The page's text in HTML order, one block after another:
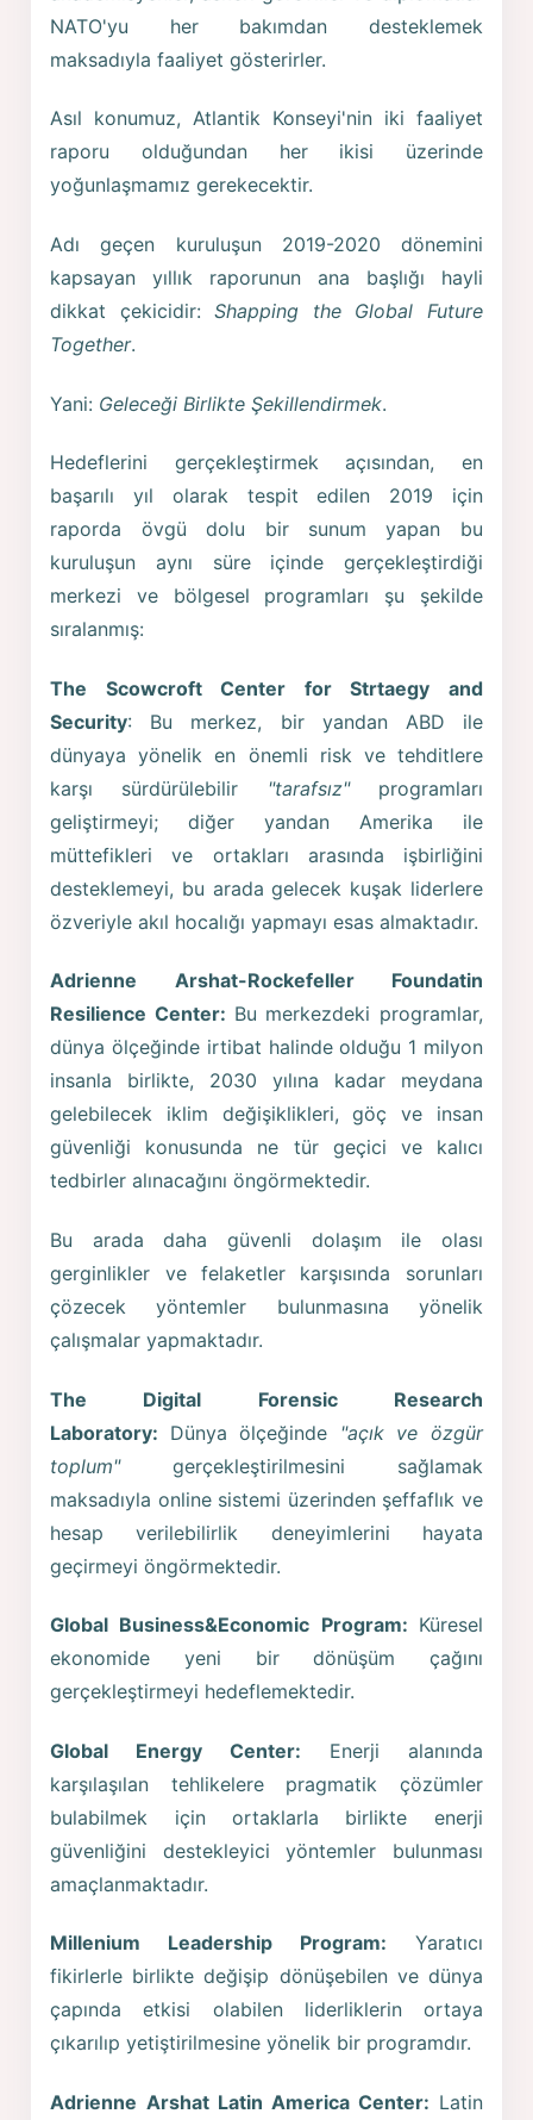
NATO'yu her bakımdan desteklemek
maksadıyla faaliyet gösterirler.
Asıl konumuz, Atlantik Konseyi'nin iki faaliyet
raporu olduğundan her ikisi üzerinde
yoğunlaşmamız gerekecektir.
Adı geçen kuruluşun 2019-2020 dönemini
kapsayan yıllık raporunun ana başlığı hayli
dikkat çekicidir:Shapping the Global Future
Together.
Yani: Geleceği Birlikte Şekillendirmek.
Hedeflerini gerçekleştirmek açısından, en
başarılı yıl olarak tespit edilen 2019 için
raporda övgü dolu bir sunum yapan bu
kuruluşun aynı süre içinde gerçekleştirdiği
merkezi ve bölgesel programları şu şekilde
sıralanmış:
The Scowcroft Center for Strtaegy and
Security: Bu merkez, bir yandan ABD ile
dünyaya yönelik en önemli risk ve tehditlere
karşı sürdürülebilir "tarafsız"programları
geliştirmeyi; diğer yandan Amerika ile
müttefikleri ve ortakları arasında işbirliğini
desteklemeyi, bu arada gelecek kuşak liderlere
özveriyle akıl hocalığı yapmayı esas almaktadır.
Adrienne Arshat-Rockefeller Foundatin
Resilience Center: Bu merkezdeki programlar,
dünya ölçeğinde irtibat halinde olduğu 1 milyon
insanla birlikte, 2030 yılına kadar meydana
gelebilecek iklim değişiklikleri, göç ve insan
güvenliği konusunda ne tür geçici ve kalıcı
tedbirler alınacağını öngörmektedir.
Bu arada daha güvenli dolaşım ile olası
gerginlikler ve felaketler karşısında sorunları
çözecek yöntemler bulunmasına yönelik
çalışmalar yapmaktadır.
The Digital Forensic Research
Laboratory: Dünya ölçeğinde "açık ve özgür
toplum"gerçekleştirilmesini sağlamak
maksadıyla online sistemi üzerinden şeffaflık ve
hesap verilebilirlik deneyimlerini hayata
geçirmeyi öngörmektedir.
Global Business&Economic Program: Küresel
ekonomide yeni bir dönüşüm çağını
gerçekleştirmeyi hedeflemektedir.
Global Energy Center: Enerji alanında
karşılaşılan tehlikelere pragmatik çözümler
bulabilmek için ortaklarla birlikte enerji
güvenliğini destekleyici yöntemler bulunması
amaçlanmaktadır.
Millenium Leadership Program: Yaratıcı
fikirlerle birlikte değişip dönüşebilen ve dünya
çapında etkisi olabilen liderliklerin ortaya
çıkarılıp yetiştirilmesine yönelik bir programdır.
Adrienne Arshat Latin America Center: Latin